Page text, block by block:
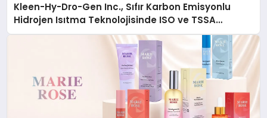
Kleen-Hy-Dro-Gen Inc., Sıfır Karbon Emisyonlu
Hidrojen Isıtma Teknolojisinde ISO ve TSSA
Düzenleyici Onaylarını Aldı